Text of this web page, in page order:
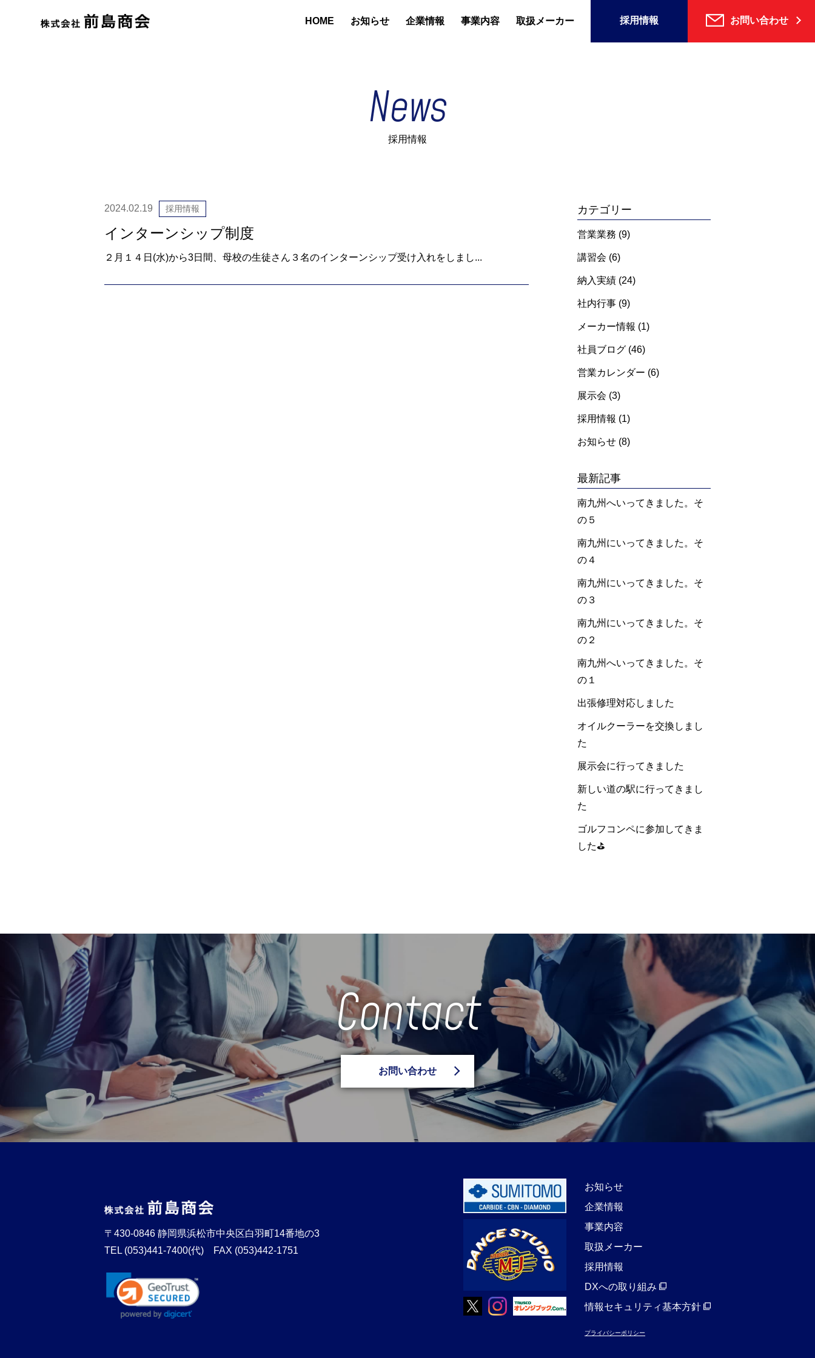
HOME お知らせ 企業情報 事業内容 取扱メーカー 採用情報 お問い合わせ
News
採用情報
2024.02.19 採用情報
インターンシップ制度
２月１４日(水)から3日間、母校の生徒さん３名のインターンシップ受け入れをしまし...
カテゴリー
営業業務 (9)
講習会 (6)
納入実績 (24)
社内行事 (9)
メーカー情報 (1)
社員ブログ (46)
営業カレンダー (6)
展示会 (3)
採用情報 (1)
お知らせ (8)
最新記事
南九州へいってきました。そ
の５
南九州にいってきました。そ
の４
南九州にいってきました。そ
の３
南九州にいってきました。そ
の２
南九州へいってきました。そ
の１
出張修理対応しました
オイルクーラーを交換しまし
た
展示会に行ってきました
新しい道の駅に行ってきまし
た
ゴルフコンペに参加してきま
した⛳️
Contact
お問い合わせ
〒430-0846 静岡県浜松市中央区白羽町14番地の3
TEL (053)441-7400(代) FAX (053)442-1751
お知らせ
企業情報
事業内容
取扱メーカー
採用情報
DXへの取り組み
情報セキュリティ基本方針
プライバシーポリシー